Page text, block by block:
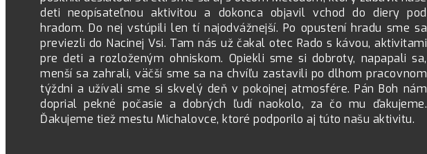
deti neopísateľnou aktivitou a dokonca objavil vchod do diery pod
hradom. Do nej vstúpili len tí najodvážnejší. Po opustení hradu sme sa
previezli do Nacinej Vsi. Tam nás už čakal otec Rado s kávou, aktivitami
pre deti a rozloženým ohniskom. Opiekli sme si dobroty, napapali sa,
menší sa zahrali, väčší sme sa na chvíľu zastavili po dlhom pracovnom
týždni a užívali sme si skvelý deň v pokojnej atmosfére. Pán Boh nám
doprial pekné počasie a dobrých ľudí naokolo, za čo mu ďakujeme.
Ďakujeme tiež mestu Michalovce, ktoré podporilo aj túto našu aktivitu.